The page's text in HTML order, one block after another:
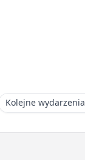
Kolejne wydarzenia